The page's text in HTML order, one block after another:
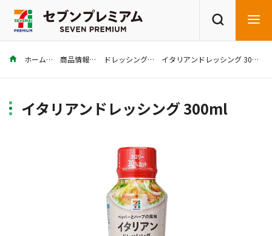
商品を探す レシピを探す
ホーム 商品情報 ドレッシング イタリアンドレッシング 300ml
イタリアンドレッシング 300ml